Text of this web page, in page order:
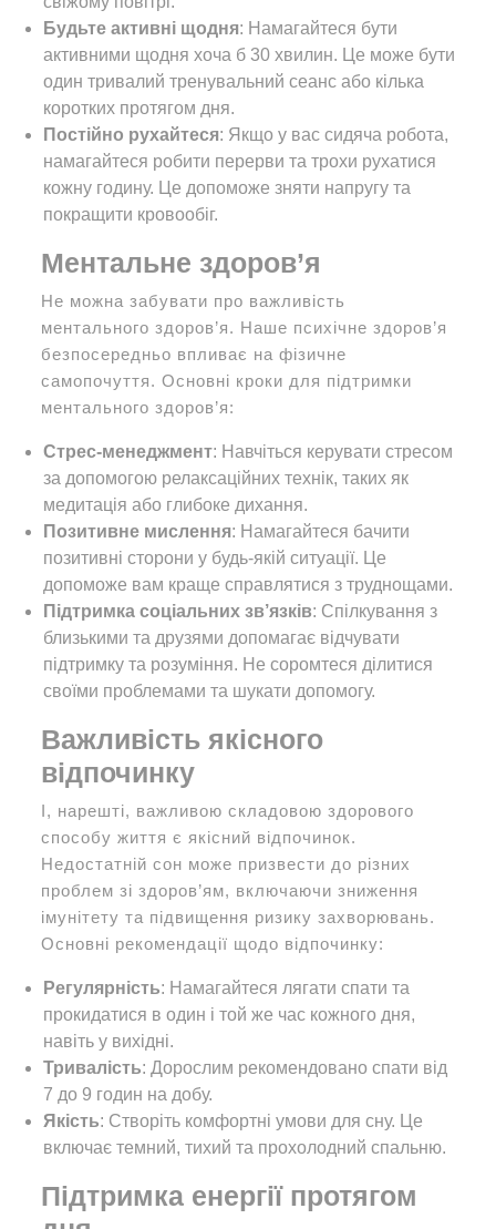
Будьте активні щодня: Намагайтеся бути
активними щодня хоча б 30 хвилин. Це може бути
один тривалий тренувальний сеанс або кілька
коротких протягом дня.
Постійно рухайтеся: Якщо у вас сидяча робота,
намагайтеся робити перерви та трохи рухатися
кожну годину. Це допоможе зняти напругу та
покращити кровообіг.
Ментальне здоров’я
Не можна забувати про важливість
ментального здоров’я. Наше психічне здоров’я
безпосередньо впливає на фізичне
самопочуття. Основні кроки для підтримки
ментального здоров’я:
Стрес-менеджмент: Навчіться керувати стресом
за допомогою релаксаційних технік, таких як
медитація або глибоке дихання.
Позитивне мислення: Намагайтеся бачити
позитивні сторони у будь-якій ситуації. Це
допоможе вам краще справлятися з труднощами.
Підтримка соціальних зв’язків: Спілкування з
близькими та друзями допомагає відчувати
підтримку та розуміння. Не соромтеся ділитися
своїми проблемами та шукати допомогу.
Важливість якісного
відпочинку
І, нарешті, важливою складовою здорового
способу життя є якісний відпочинок.
Недостатній сон може призвести до різних
проблем зі здоров’ям, включаючи зниження
імунітету та підвищення ризику захворювань.
Основні рекомендації щодо відпочинку:
Регулярність: Намагайтеся лягати спати та
прокидатися в один і той же час кожного дня,
навіть у вихідні.
Тривалість: Дорослим рекомендовано спати від
7 до 9 годин на добу.
Якість: Створіть комфортні умови для сну. Це
включає темний, тихий та прохолодний спальню.
Підтримка енергії протягом